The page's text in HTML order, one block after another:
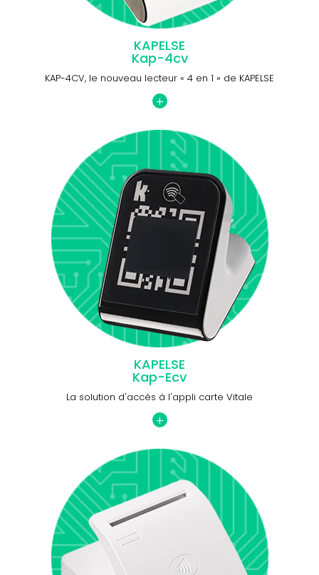
KAPELSE
Kap-4cv
KAP-4CV, le nouveau lecteur « 4 en 1 » de KAPELSE
+
KAPELSE
Kap-Ecv
La solution d'accès à l'appli carte Vitale
+